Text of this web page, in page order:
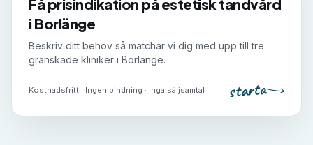
Få prisindikation på estetisk tandvård
i Borlänge
Beskriv ditt behov så matchar vi dig med upp till tre
granskade kliniker i Borlänge.
Kostnadsfritt · Ingen bindning · Inga säljsamtal starta